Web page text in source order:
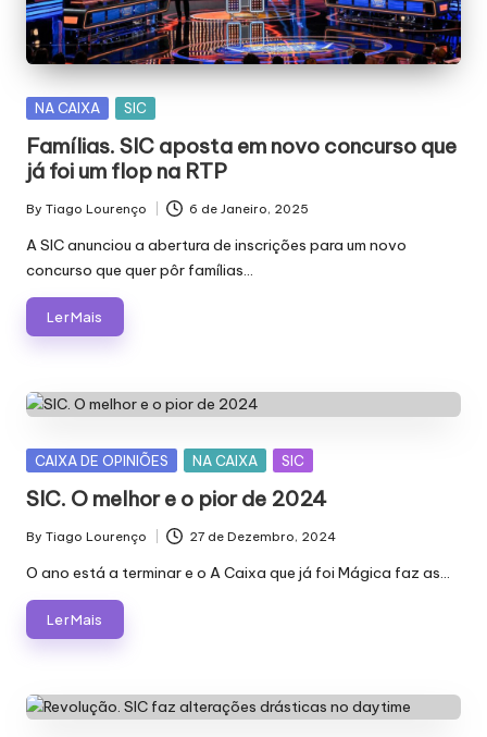
Posted
NA CAIXA SIC
Famílias. SIC aposta em novo concurso que
já foi um flop na RTP
Posted
by
By Tiago Lourenço 6 de Janeiro, 2025
A SIC anunciou a abertura de inscrições para um novo
concurso que quer pôr famílias…
Ler Mais
Posted
CAIXA DE OPINIÕES NA CAIXA SIC
SIC. O melhor e o pior de 2024
Posted
by
By Tiago Lourenço 27 de Dezembro, 2024
O ano está a terminar e o A Caixa que já foi Mágica faz as…
Ler Mais